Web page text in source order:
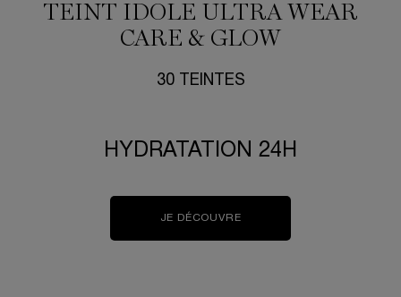
TEINT IDOLE ULTRA WEAR​
CARE & GLOW​
30 TEINTES​​
HYDRATATION 24H​
JE DÉCOUVRE